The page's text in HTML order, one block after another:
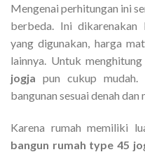
Mengenai perhitungan ini
berbeda. Ini dikarenakan
yang digunakan, harga
lainnya. Untuk menghitung
jogja pun cukup mudah.
bangunan sesuai denah
Karena rumah memiliki
bangun rumah type 45